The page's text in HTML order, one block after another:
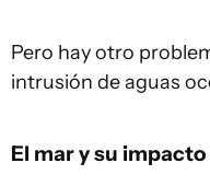
Pero hay otro
intrusión de aguas
El mar y su